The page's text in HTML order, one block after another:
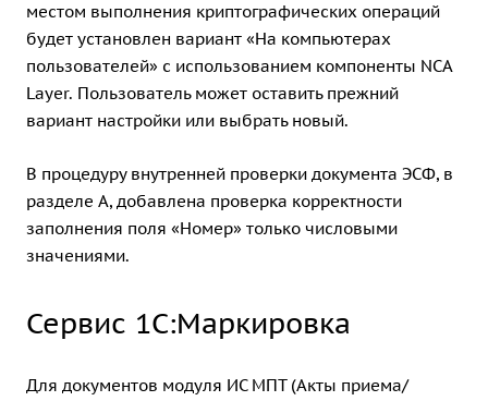
местом выполнения криптографических операций
будет установлен вариант «На компьютерах
пользователей» с использованием компоненты NCA
Layer. Пользователь может оставить прежний
вариант настройки или выбрать новый.
В процедуру внутренней проверки документа ЭСФ, в
разделе А, добавлена проверка корректности
заполнения поля «Номер» только числовыми
значениями.
Сервис 1С:Маркировка
Для документов модуля ИС МПТ (Акты приема/